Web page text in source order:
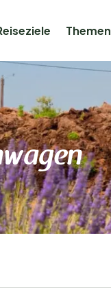
Themen